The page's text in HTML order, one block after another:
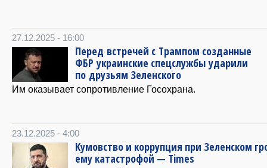
27.12.2025 - 16:00
Перед встречей с Трампом созданные
ФБР украинские спецслужбы ударили
по друзьям Зеленского
Им оказывает сопротивление Госохрана.
23.12.2025 - 4:00
Кумовство и коррупция при Зеленском
ему катастрофой — Times